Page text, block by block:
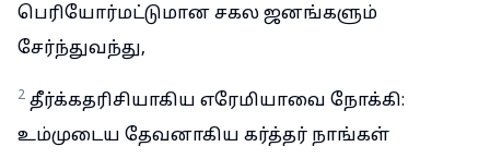
பெரியோர்மட்டுமான சகல ஜனங்களும்
சேர்ந்துவந்து,
2 தீர்க்கதரிசியாகிய எரேமியாவை நோக்கி:
உம்முடைய தேவனாகிய கர்த்தர் நாங்கள்